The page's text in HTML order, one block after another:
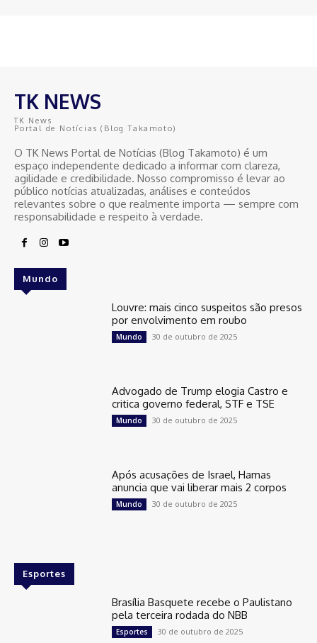
TK NEWS
TK News
Portal de Notícias (Blog Takamoto)
O TK News Portal de Notícias (Blog Takamoto) é um
espaço independente dedicado a informar com clareza,
agilidade e credibilidade. Nosso compromisso é levar ao
público notícias atualizadas, análises e conteúdos
relevantes sobre o que realmente importa — sempre com
responsabilidade e respeito à verdade.
Mundo
Louvre: mais cinco suspeitos são presos
por envolvimento em roubo
Mundo 30 de outubro de 2025
Advogado de Trump elogia Castro e
critica governo federal, STF e TSE
Mundo 30 de outubro de 2025
Após acusações de Israel, Hamas
anuncia que vai liberar mais 2 corpos
Mundo 30 de outubro de 2025
Esportes
Brasília Basquete recebe o Paulistano
pela terceira rodada do NBB
Esportes 30 de outubro de 2025